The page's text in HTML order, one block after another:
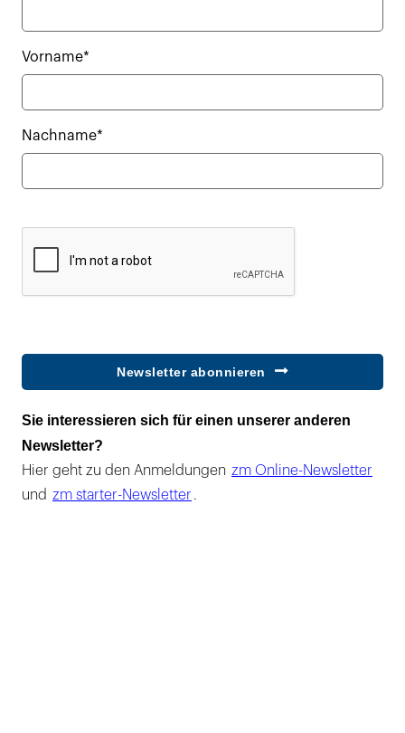
Vorname*
Nachname*
Newsletter abonnieren
Sie interessieren sich für einen unserer anderen
Newsletter?
Hier geht zu den Anmeldungen zm Online-Newsletter
und zm starter-Newsletter .